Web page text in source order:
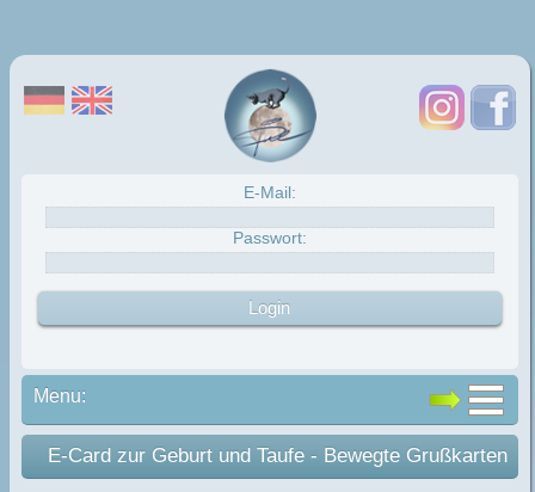
E-Mail:
Passwort:
Menu:
E-Card zur Geburt und Taufe - Bewegte Grußkarten